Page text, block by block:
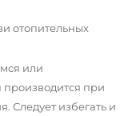
отопительных
или
при
Следует избегать и